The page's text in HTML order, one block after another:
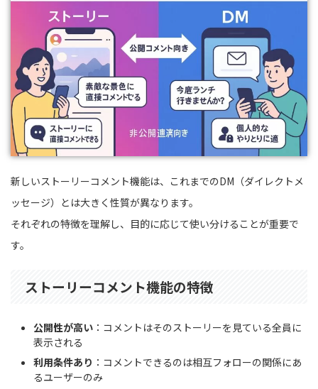
新しいストーリーコメント機能は、これまでのDM（ダイレクトメ
ッセージ）とは大きく性質が異なります。
それぞれの特徴を理解し、目的に応じて使い分けることが重要で
す。
ストーリーコメント機能の特徴
公開性が高い ：コメントはそのストーリーを見ている全員に
表示される
利用条件あり ：コメントできるのは相互フォローの関係にあ
るユーザーのみ